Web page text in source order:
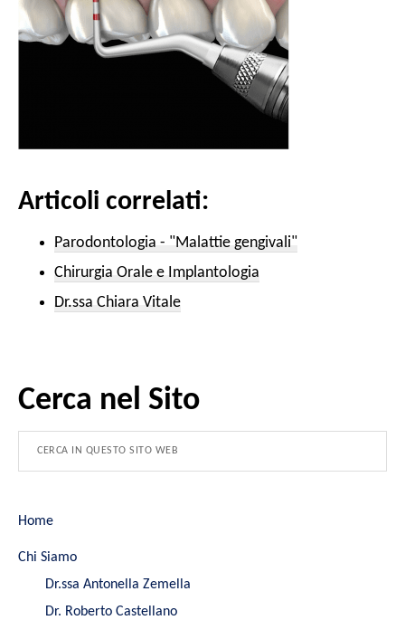
Articoli correlati:
Parodontologia - "Malattie gengivali"
Chirurgia Orale e Implantologia
Dr.ssa Chiara Vitale
Cerca nel Sito
Home
Chi Siamo
Dr.ssa Antonella Zemella
Dr. Roberto Castellano